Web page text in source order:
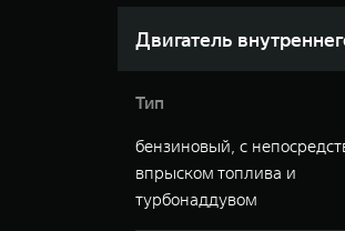
Двигатель
Тип
бензиновый, с
впрыском топлива и
турбонаддувом